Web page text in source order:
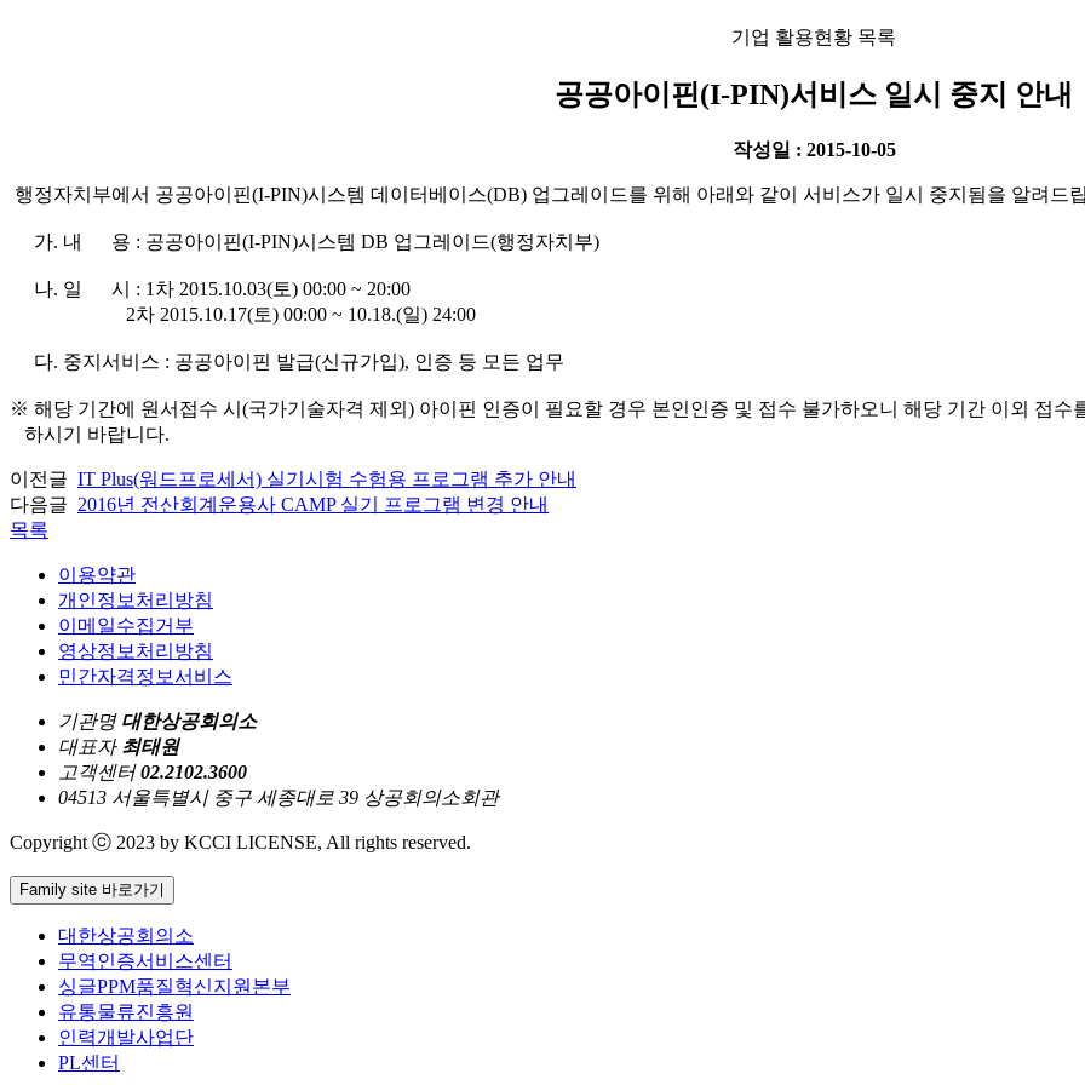
기업 활용현황 목록
공공아이핀(I-PIN)서비스 일시 중지 안내
작성일 : 2015-10-05
행정자치부에서 공공아이핀(I-PIN)시스템 데이터베이스(DB) 업그레이드를 위해 아래와 같이 서비스가 일시 중지됨을 알려드
가. 내 용 : 공공아이핀(I-PIN)시스템 DB 업그레이드(행정자치부)
나. 일 시 : 1차 2015.10.03(토) 00:00 ~ 20:00
2차 2015.10.17(토) 00:00 ~ 10.18.(일) 24:00
다. 중지서비스 : 공공아이핀 발급(신규가입), 인증 등 모든 업무
※ 해당 기간에 원서접수 시 (국가기술자격 제외 ) 아이핀 인증이 필요할 경우 본인인증 및 접수 불가하오니 해당 기간 이외 접수
하시기 바랍니다.
이전글 IT Plus(워드프로세서) 실기시험 수험용 프로그램 추가 안내
다음글 2016년 전산회계운용사 CAMP 실기 프로그램 변경 안내
목록
이용약관
개인정보처리방침
이메일수집거부
영상정보처리방침
민간자격정보서비스
기관명 대한상공회의소
대표자 최태원
고객센터 02.2102.3600
04513 서울특별시 중구 세종대로 39 상공회의소회관
Copyright ⓒ 2023 by KCCI LICENSE, All rights reserved.
Family site 바로가기
대한상공회의소
무역인증서비스센터
싱글PPM품질혁신지원본부
유통물류진흥원
인력개발사업단
PL센터